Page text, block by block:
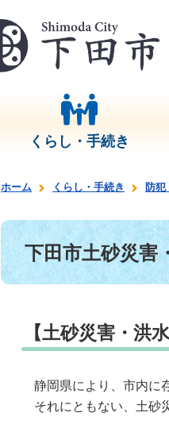
くらし・手続き
ホーム くらし・手続き 防犯
下田市土砂災害
【土砂災害・洪
静岡県により、市内に
それにともない、土砂